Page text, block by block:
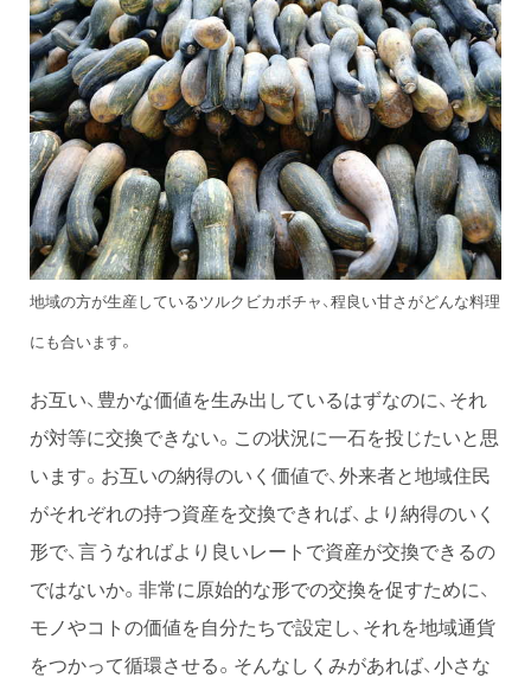
地域の方が生産しているツルクビカボチャ、程良い甘さがどんな料理
にも合います。
お互い、豊かな価値を生み出しているはずなのに、それ
が対等に交換できない。この状況に一石を投じたいと思
います。お互いの納得のいく価値で、外来者と地域住民
がそれぞれの持つ資産を交換できれば、より納得のいく
形で、言うなればより良いレートで資産が交換できるの
ではないか。非常に原始的な形での交換を促すために、
モノやコトの価値を自分たちで設定し、それを地域通貨
をつかって循環させる。そんなしくみがあれば、小さな